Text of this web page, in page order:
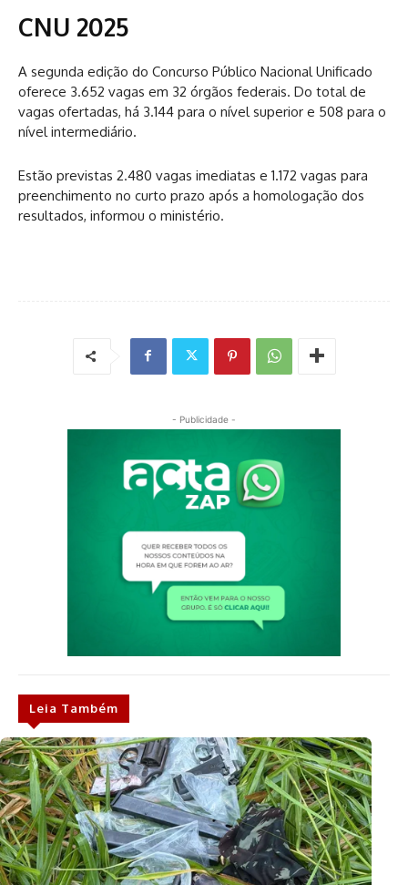
CNU 2025
A segunda edição do Concurso Público Nacional Unificado
oferece 3.652 vagas em 32 órgãos federais. Do total de
vagas ofertadas, há 3.144 para o nível superior e 508 para o
nível intermediário.
Estão previstas 2.480 vagas imediatas e 1.172 vagas para
preenchimento no curto prazo após a homologação dos
resultados​, informou o ministério.
- Publicidade -
Leia Também